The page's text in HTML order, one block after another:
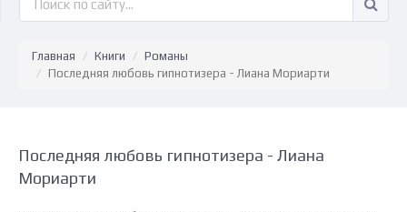
Главная Книги
Романы
Последняя любовь гипнотизера - Лиана Мориарти
Последняя любовь гипнотизера - Лиана
Мориарти